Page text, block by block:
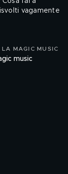
vagamente
MAGIC MUSIC
music